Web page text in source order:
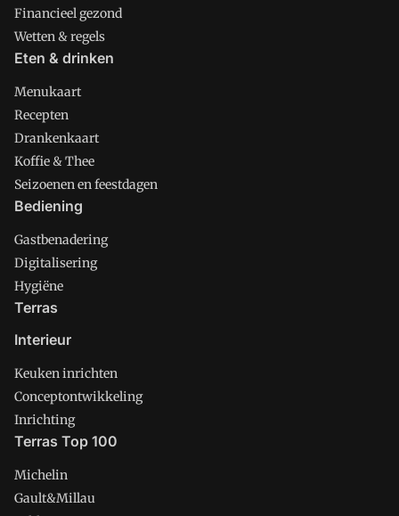
Financieel gezond
Wetten & regels
Eten & drinken
Menukaart
Recepten
Drankenkaart
Koffie & Thee
Seizoenen en feestdagen
Bediening
Gastbenadering
Digitalisering
Hygiëne
Terras
Interieur
Keuken inrichten
Conceptontwikkeling
Inrichting
Terras Top 100
Michelin
Gault&Millau